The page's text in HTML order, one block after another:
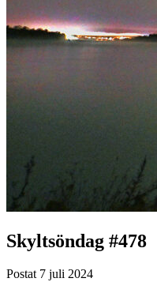
Skyltsöndag #478
Postat 7 juli 2024